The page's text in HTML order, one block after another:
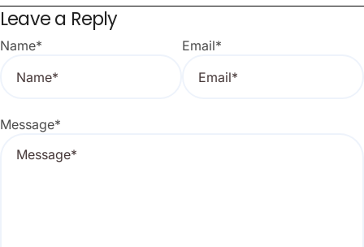
Leave a Reply
Message*
Name* Email*